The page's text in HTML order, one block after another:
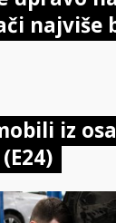
najviše
iz